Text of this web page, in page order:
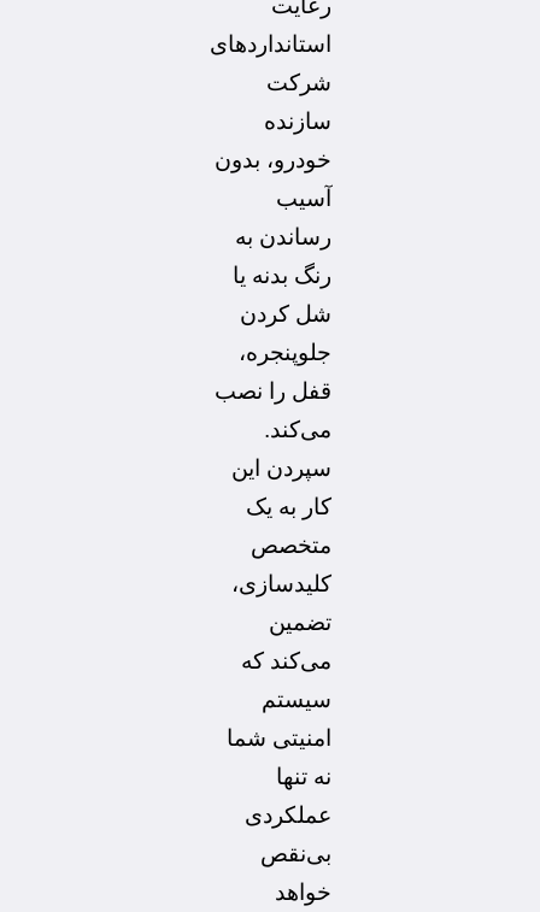
رعایت
استانداردهای
شرکت
سازنده
خودرو، بدون
آسیب
رساندن به
رنگ بدنه یا
شل کردن
جلوپنجره،
قفل را نصب
می‌کند.
سپردن این
کار به یک
متخصص
کلیدسازی،
تضمین
می‌کند که
سیستم
امنیتی شما
نه تنها
عملکردی
بی‌نقص
خواهد